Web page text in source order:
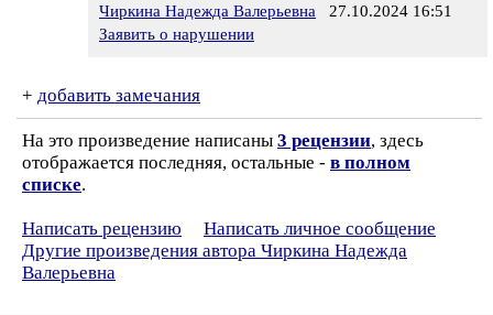
Чиркина Надежда Валерьевна 27.10.2024 16:51
Заявить о нарушении
+ добавить замечания
На это произведение написаны 3 рецензии, здесь
отображается последняя, остальные - в полном
списке.
Написать рецензию
Написать личное сообщение
Другие произведения автора Чиркина Надежда
Валерьевна